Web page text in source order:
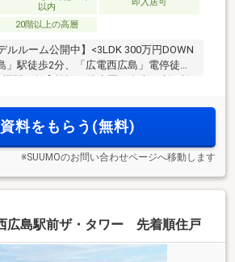
以内
20階以上の高層
ルルーム公開中】<3LDK 300万円DOWN
」駅徒歩2分、「広電西広島」電停徒歩
実の設備仕様や多目的ルームなどの共
階建て
資料をもらう(無料)
※SUUMOのお問い合わせページへ移動します
広島駅前ザ・タワー 先着順住戸